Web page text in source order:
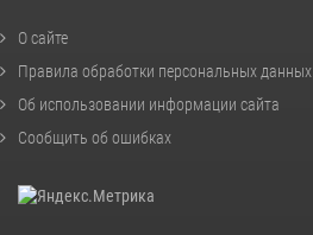
О сайте
Правила обработки персональных данных
Об использовании информации сайта
Сообщить об ошибках